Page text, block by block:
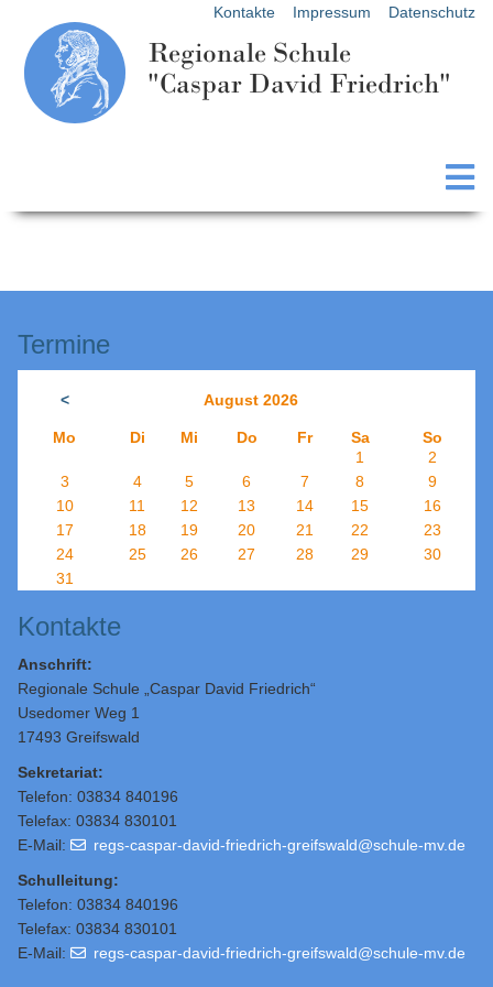
Kontakte Impressum Datenschutz
Regionale Schule
"Caspar David Friedrich"
Termine
< August 2026
Mo Di Mi Do Fr Sa
So
1
2
3
4 5 6 7 8
9
10
11 12 13 14 15
16
17
18 19 20 21 22
23
24
25 26 27 28 29
30
31
Kontakte
Anschrift:
Regionale Schule „Caspar David Friedrich“
Usedomer Weg 1
17493 Greifswald
Sekretariat:
Telefon: 03834 840196
Telefax: 03834 830101
E-Mail:
regs-caspar-david-friedrich-greifswald@schule-mv.de
Schulleitung:
Telefon: 03834 840196
Telefax: 03834 830101
E-Mail:
regs-caspar-david-friedrich-greifswald@schule-mv.de